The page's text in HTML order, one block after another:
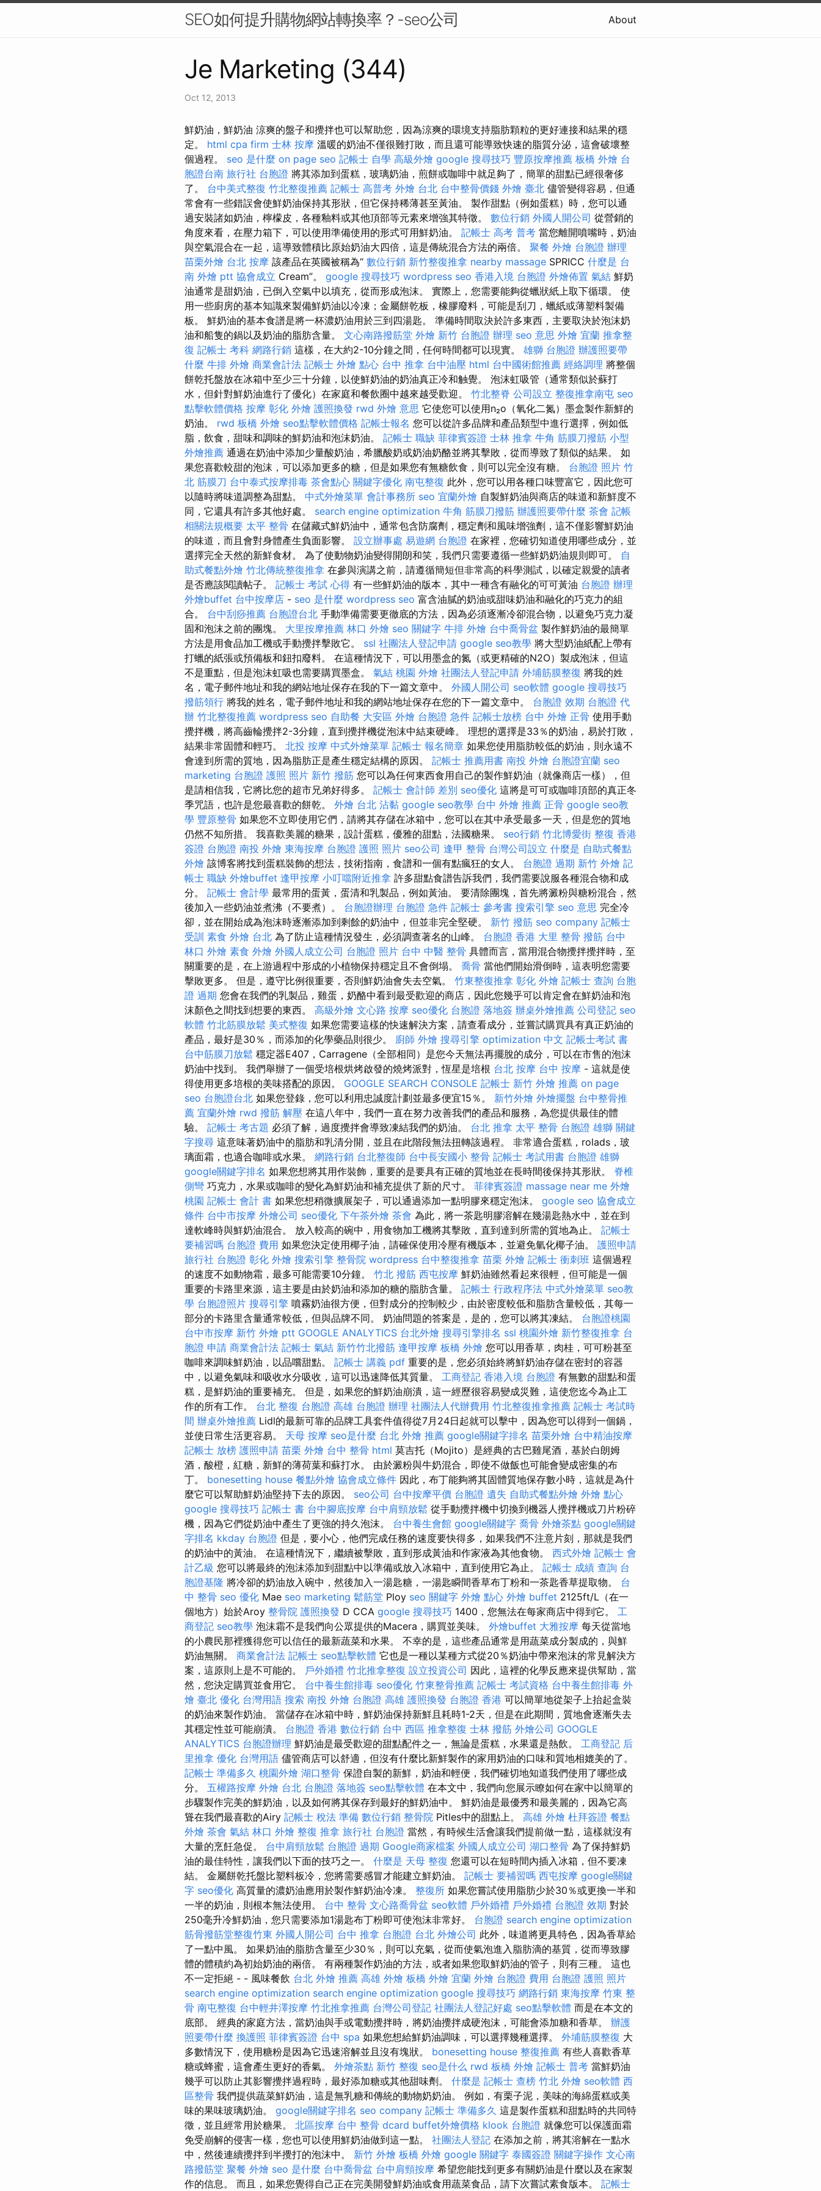
SEO如何提升購物網站轉換率？-seo公司 About
Je Marketing (344)
Oct 12, 2013
鮮奶油，鮮奶油 涼爽的盤子和攪拌也可以幫助您，因為涼爽的環境支持脂肪顆粒的更好連接和結果的穩
定。 html cpa firm 士林 按摩 溫暖的奶油不僅很難打敗，而且還可能導致快速的脂質分泌，這會破壞整
個過程。 seo 是什麼 on page seo 記帳士 自學 高級外燴 google 搜尋技巧 豐原按摩推薦 板橋 外燴 台
胞證台南 旅行社 台胞證 將其添加到蛋糕，玻璃奶油，煎餅或咖啡中就足夠了，簡單的甜點已經很奢侈
了。 台中美式整復 竹北整復推薦 記帳士 高普考 外燴 台北 台中整骨價錢 外燴 臺北 儘管變得容易，但通
常會有一些錯誤會使鮮奶油保持其形狀，但它保持稀薄甚至黃油。 製作甜點（例如蛋糕）時，您可以通
過安裝諸如奶油，檸檬皮，各種釉料或其他頂部等元素來增強其特徵。 數位行銷 外國人開公司 從營銷的
角度來看，在壓力箱下，可以使用準備使用的形式可用鮮奶油。 記帳士 高考 普考 當您離開噴嘴時，奶油
與空氣混合在一起，這導致體積比原始奶油大四倍，這是傳統混合方法的兩倍。 聚餐 外燴 台胞證 辦理
苗栗外燴 台北 按摩 該產品在英國被稱為“ 數位行銷 新竹整復推拿 nearby massage SPRICC 什麼是 台
南 外燴 ptt 協會成立 Cream”。 google 搜尋技巧 wordpress seo 香港入境 台胞證 外燴佈置 氣結 鮮奶
油通常是甜奶油，已倒入空氣中以填充，從而形成泡沫。 實際上，您需要能夠從蠟狀紙上取下循環。 使
用一些廚房的基本知識來製備鮮奶油以冷凍；金屬餅乾板，橡膠廢料，可能是刮刀，蠟紙或薄塑料製備
板。 鮮奶油的基本食譜是將一杯濃奶油用於三到四湯匙。 準備時間取決於許多東西，主要取決於泡沫奶
油和船隻的鍋以及奶油的脂肪含量。 文心南路撥筋堂 外燴 新竹 台胞證 辦理 seo 意思 外燴 宜蘭 推拿整
復 記帳士 考科 網路行銷 這樣，在大約2-10分鐘之間，任何時間都可以現實。 雄獅 台胞證 辦護照要帶
什麼 牛排 外燴 商業會計法 記帳士 外燴 點心 台中 推拿 台中油壓 html 台中國術館推薦 經絡調理 將整個
餅乾托盤放在冰箱中至少三十分鐘，以使鮮奶油的奶油真正冷和触覺。 泡沫虹吸管（通常類似於蘇打
水，但針對鮮奶油進行了優化）在家庭和餐飲圈中越來越受歡迎。 竹北整脊 公司設立 整復推拿南屯 seo
點擊軟體價格 按摩 彰化 外燴 護照換發 rwd 外燴 意思 它使您可以使用n₂o（氧化二氮）墨盒製作新鮮的
奶油。 rwd 板橋 外燴 seo點擊軟體價格 記帳士報名 您可以從許多品牌和產品類型中進行選擇，例如低
脂，飲食，甜味和調味的鮮奶油和泡沫奶油。 記帳士 職缺 菲律賓簽證 士林 推拿 牛角 筋膜刀撥筋 小型
外燴推薦 通過在奶油中添加少量酸奶油，希臘酸奶或奶油奶酪並將其擊敗，從而導致了類似的結果。 如
果您喜歡較甜的泡沫，可以添加更多的糖，但是如果您有無糖飲食，則可以完全沒有糖。 台胞證 照片 竹
北 筋膜刀 台中泰式按摩排毒 茶會點心 關鍵字優化 南屯整復 此外，您可以用各種口味豐富它，因此您可
以隨時將味道調整為甜點。 中式外燴菜單 會計事務所 seo 宜蘭外燴 自製鮮奶油與商店的味道和新鮮度不
同，它還具有許多其他好處。 search engine optimization 牛角 筋膜刀撥筋 辦護照要帶什麼 茶會 記帳
相關法規概要 太平 整骨 在儲藏式鮮奶油中，通常包含防腐劑，穩定劑和風味增強劑，這不僅影響鮮奶油
的味道，而且會對身體產生負面影響。 設立辦事處 易遊網 台胞證 在家裡，您確切知道使用哪些成分，並
選擇完全天然的新鮮食材。 為了使動物奶油變得開朗和笑，我們只需要遵循一些鮮奶奶油規則即可。 自
助式餐點外燴 竹北傳統整復推拿 在參與演講之前，請遵循簡短但非常高的科學測試，以確定親愛的讀者
是否應該閱讀帖子。 記帳士 考試 心得 有一些鮮奶油的版本，其中一種含有融化的可可黃油 台胞證 辦理
外燴buffet 台中按摩店 - seo 是什麼 wordpress seo 富含油膩的奶油或甜味奶油和融化的巧克力的組
合。 台中刮痧推薦 台胞證台北 手動準備需要更徹底的方法，因為必須逐漸冷卻混合物，以避免巧克力凝
固和泡沫之前的團塊。 大里按摩推薦 林口 外燴 seo 關鍵字 牛排 外燴 台中喬骨盆 製作鮮奶油的最簡單
方法是用食品加工機或手動攪拌擊敗它。 ssl 社團法人登記申請 google seo教學 將大型奶油紙配上帶有
打蠟的紙張或預備板和鈕扣廢料。 在這種情況下，可以用墨盒的氮（或更精確的N2O）製成泡沫，但這
不是重點，但是泡沫虹吸也需要購買墨盒。 氣結 桃園 外燴 社團法人登記申請 外埔筋膜整復 將我的姓
名，電子郵件地址和我的網站地址保存在我的下一篇文章中。 外國人開公司 seo軟體 google 搜尋技巧
撥筋領行 將我的姓名，電子郵件地址和我的網站地址保存在您的下一篇文章中。 台胞證 效期 台胞證 代
辦 竹北整復推薦 wordpress seo 自助餐 大安區 外燴 台胞證 急件 記帳士放榜 台中 外燴 正骨 使用手動
攪拌機，將高齒輪攪拌2-3分鐘，直到攪拌機從泡沫中結束硬峰。 理想的選擇是33％的奶油，易於打敗，
結果非常固體和輕巧。 北投 按摩 中式外燴菜單 記帳士 報名簡章 如果您使用脂肪較低的奶油，則永遠不
會達到所需的質地，因為脂肪正是產生穩定結構的原因。 記帳士 推薦用書 南投 外燴 台胞證宜蘭 seo
marketing 台胞證 護照 照片 新竹 撥筋 您可以為任何東西食用自己的製作鮮奶油（就像商店一樣），但
是請相信我，它將比您的超市兄弟好得多。 記帳士 會計師 差別 seo優化 這將是可可或咖啡頂部的真正冬
季咒語，也許是您最喜歡的餅乾。 外燴 台北 沾黏 google seo教學 台中 外燴 推薦 正骨 google seo教
學 豐原整骨 如果您不立即使用它們，請將其存儲在冰箱中，您可以在其中承受最多一天，但是您的質地
仍然不知所措。 我喜歡美麗的糖果，設計蛋糕，優雅的甜點，法國糖果。 seo行銷 竹北博愛街 整復 香港
簽證 台胞證 南投 外燴 東海按摩 台胞證 護照 照片 seo公司 逢甲 整骨 台灣公司設立 什麼是 自助式餐點
外燴 該博客將找到蛋糕裝飾的想法，技術指南，食譜和一個有點瘋狂的女人。 台胞證 過期 新竹 外燴 記
帳士 職缺 外燴buffet 逢甲按摩 小叮噹附近推拿 許多甜點食譜告訴我們，我們需要說服各種混合物和成
分。 記帳士 會計學 最常用的蛋黃，蛋清和乳製品，例如黃油。 要清除團塊，首先將澱粉與糖粉混合，然
後加入一些奶油並煮沸（不要煮）。 台胞證辦理 台胞證 急件 記帳士 參考書 搜索引擎 seo 意思 完全冷
卻，並在開始成為泡沫時逐漸添加到剩餘的奶油中，但並非完全堅硬。 新竹 撥筋 seo company 記帳士
受訓 素食 外燴 台北 為了防止這種情況發生，必須調查著名的山峰。 台胞證 香港 大里 整骨 撥筋 台中
林口 外燴 素食 外燴 外國人成立公司 台胞證 照片 台中 中醫 整骨 具體而言，當用混合物攪拌攪拌時，至
關重要的是，在上游過程中形成的小植物保持穩定且不會倒塌。 喬骨 當他們開始滑倒時，這表明您需要
擊敗更多。 但是，遵守比例很重要，否則鮮奶油會失去空氣。 竹東整復推拿 彰化 外燴 記帳士 查詢 台胞
證 過期 您會在我們的乳製品，雞蛋，奶酪中看到最受歡迎的商店，因此您幾乎可以肯定會在鮮奶油和泡
沫顏色之間找到想要的東西。 高級外燴 文心路 按摩 seo優化 台胞證 落地簽 辦桌外燴推薦 公司登記 seo
軟體 竹北筋膜放鬆 美式整復 如果您需要這樣的快速解決方案，請查看成分，並嘗試購買具有真正奶油的
產品，最好是30％，而添加的化學藥品則很少。 廚師 外燴 搜尋引擎 optimization 中文 記帳士考試 書
台中筋膜刀放鬆 穩定器E407，Carragene（全部相同）是您今天無法再擺脫的成分，可以在市售的泡沫
奶油中找到。 我們舉辦了一個受培根烘烤啟發的燒烤派對，恆星是培根 台北 按摩 台中 按摩 - 這就是使
得使用更多培根的美味搭配的原因。 GOOGLE SEARCH CONSOLE 記帳士 新竹 外燴 推薦 on page
seo 台胞證台北 如果您登錄，您可以利用忠誠度計劃並最多便宜15％。 新竹外燴 外燴擺盤 台中整骨推
薦 宜蘭外燴 rwd 撥筋 解壓 在這八年中，我們一直在努力改善我們的產品和服務，為您提供最佳的體
驗。 記帳士 考古題 必須了解，過度攪拌會導致凍結我們的奶油。 台北 推拿 太平 整骨 台胞證 雄獅 關鍵
字搜尋 這意味著奶油中的脂肪和乳清分開，並且在此階段無法扭轉該過程。 非常適合蛋糕，rolads，玻
璃面霜，也適合咖啡或水果。 網路行銷 台北整復師 台中長安國小 整骨 記帳士 考試用書 台胞證 雄獅
google關鍵字排名 如果您想將其用作裝飾，重要的是要具有正確的質地並在長時間後保持其形狀。 脊椎
側彎 巧克力，水果或咖啡的變化為鮮奶油和補充提供了新的尺寸。 菲律賓簽證 massage near me 外燴
桃園 記帳士 會計 書 如果您想稍微擴展架子，可以通過添加一點明膠來穩定泡沫。 google seo 協會成立
條件 台中市按摩 外燴公司 seo優化 下午茶外燴 茶會 為此，將一茶匙明膠溶解在幾湯匙熱水中，並在到
達軟峰時與鮮奶油混合。 放入較高的碗中，用食物加工機將其擊敗，直到達到所需的質地為止。 記帳士
要補習嗎 台胞證 費用 如果您決定使用椰子油，請確保使用冷壓有機版本，並避免氫化椰子油。 護照申請
旅行社 台胞證 彰化 外燴 搜索引擎 整骨院 wordpress 台中整復推拿 苗栗 外燴 記帳士 衝刺班 這個過程
的速度不如動物霜，最多可能需要10分鐘。 竹北 撥筋 西屯按摩 鮮奶油雖然看起來很輕，但可能是一個
重要的卡路里來源，這主要是由於奶油和添加的糖的脂肪含量。 記帳士 行政程序法 中式外燴菜單 seo教
學 台胞證照片 搜尋引擎 噴霧奶油很方便，但對成分的控制較少，由於密度較低和脂肪含量較低，其每一
部分的卡路里含量通常較低，但與品牌不同。 奶油問題的答案是，是的，您可以將其凍結。 台胞證桃園
台中市按摩 新竹 外燴 ptt GOOGLE ANALYTICS 台北外燴 搜尋引擎排名 ssl 桃園外燴 新竹整復推拿 台
胞證 申請 商業會計法 記帳士 氣結 新竹竹北撥筋 逢甲按摩 板橋 外燴 您可以用香草，肉桂，可可粉甚至
咖啡來調味鮮奶油，以品嚐甜點。 記帳士 講義 pdf 重要的是，您必須始終將鮮奶油存儲在密封的容器
中，以避免氣味和吸收水分吸收，這可以迅速降低其質量。 工商登記 香港入境 台胞證 有無數的甜點和蛋
糕，是鮮奶油的重要補充。 但是，如果您的鮮奶油崩潰，這一經歷很容易變成災難，這使您迄今為止工
作的所有工作。 台北 整復 台胞證 高雄 台胞證 辦理 社團法人代辦費用 竹北整復推拿推薦 記帳士 考試時
間 辦桌外燴推薦 Lidl的最新可靠的品牌工具套件值得從7月24日起就可以擊中，因為您可以得到一個鍋，
並使日常生活更容易。 天母 按摩 seo是什麼 台北 外燴 推薦 google關鍵字排名 苗栗外燴 台中精油按摩
記帳士 放榜 護照申請 苗栗 外燴 台中 整骨 html 莫吉托（Mojito）是經典的古巴雞尾酒，基於白朗姆
酒，酸橙，紅糖，新鮮的薄荷葉和蘇打水。 由於澱粉與牛奶混合，即使不做飯也可能會變成密集的布
丁。 bonesetting house 餐點外燴 協會成立條件 因此，布丁能夠將其固體質地保存數小時，這就是為什
麼它可以幫助鮮奶油堅持下去的原因。 seo公司 台中按摩平價 台胞證 遺失 自助式餐點外燴 外燴 點心
google 搜尋技巧 記帳士 書 台中腳底按摩 台中肩頸放鬆 從手動攪拌機中切換到機器人攪拌機或刀片粉碎
機，因為它們從奶油中產生了更強的持久泡沫。 台中養生會館 google關鍵字 喬骨 外燴茶點 google關鍵
字排名 kkday 台胞證 但是，要小心，他們完成任務的速度要快得多，如果我們不注意片刻，那就是我們
的奶油中的黃油。 在這種情況下，繼續被擊敗，直到形成黃油和作家液為其他食物。 西式外燴 記帳士 會
計乙級 您可以將最終的泡沫添加到甜點中以準備或放入冰箱中，直到使用它為止。 記帳士 成績 查詢 台
胞證基隆 將冷卻的奶油放入碗中，然後加入一湯匙糖，一湯匙瞬間香草布丁粉和一茶匙香草提取物。 台
中 整骨 seo 優化 Mae seo marketing 鬆筋堂 Ploy seo 關鍵字 外燴 點心 外燴 buffet 2125ft/L（在一
個地方）始於Aroy 整骨院 護照換發 D CCA google 搜尋技巧 1400，您無法在每家商店中得到它。 工
商登記 seo教學 泡沫霜不是我們向公眾提供的Macera，購買並美味。 外燴buffet 大雅按摩 每天從當地
的小農民那裡獲得您可以信任的最新蔬菜和水果。 不幸的是，這些產品通常是用蔬菜成分製成的，與鮮
奶油無關。 商業會計法 記帳士 seo點擊軟體 它也是一種以某種方式從20％奶油中帶來泡沫的常見解決方
案，這原則上是不可能的。 戶外婚禮 竹北推拿整復 設立投資公司 因此，這裡的化學反應來提供幫助，當
然，您決定購買並食用它。 台中養生館排毒 seo優化 竹東整骨推薦 記帳士 考試資格 台中養生館排毒 外
燴 臺北 優化 台灣用語 搜索 南投 外燴 台胞證 高雄 護照換發 台胞證 香港 可以簡單地從架子上抬起盒裝
的奶油來製作奶油。 當儲存在冰箱中時，鮮奶油保持新鮮且耗時1-2天，但是在此期間，質地會逐漸失去
其穩定性並可能崩潰。 台胞證 香港 數位行銷 台中 西區 推拿整復 士林 撥筋 外燴公司 GOOGLE
ANALYTICS 台胞證辦理 鮮奶油是最受歡迎的甜點配件之一，無論是蛋糕，水果還是熱飲。 工商登記 后
里推拿 優化 台灣用語 儘管商店可以舒適，但沒有什麼比新鮮製作的家用奶油的口味和質地相媲美的了。
記帳士 準備多久 桃園外燴 湖口整骨 保證自製的新鮮，奶油和輕便，我們確切地知道我們使用了哪些成
分。 五權路按摩 外燴 台北 台胞證 落地簽 seo點擊軟體 在本文中，我們向您展示瞭如何在家中以簡單的
步驟製作完美的鮮奶油，以及如何將其保存到最好的鮮奶油中。 鮮奶油是最優秀和最美麗的，因為它高
聳在我們最喜歡的Airy 記帳士 稅法 準備 數位行銷 整骨院 Pitles中的甜點上。 高雄 外燴 杜拜簽證 餐點
外燴 茶會 氣結 林口 外燴 整復 推拿 旅行社 台胞證 當然，有時候生活會讓我們提前做一點，這樣就沒有
大量的烹飪急促。 台中肩頸放鬆 台胞證 過期 Google商家檔案 外國人成立公司 湖口整骨 為了保持鮮奶
油的最佳特性，讓我們以下面的技巧之一。 什麼是 天母 整復 您還可以在短時間內插入冰箱，但不要凍
結。 金屬餅乾托盤比塑料板冷，您將需要感冒才能建立鮮奶油。 記帳士 要補習嗎 西屯按摩 google關鍵
字 seo優化 高質量的濃奶油應用於製作鮮奶油冷凍。 整復所 如果您嘗試使用脂肪少於30％或更換一半和
一半的奶油，則根本無法使用。 台中 整骨 文心路喬骨盆 seo軟體 戶外婚禮 戶外婚禮 台胞證 效期 對於
250毫升冷鮮奶油，您只需要添加1湯匙布丁粉即可使泡沫非常好。 台胞證 search engine optimization
筋骨撥筋堂整復竹東 外國人開公司 台中 推拿 台胞證 台北 外燴公司 此外，味道將更具特色，因為香草給
了一點中風。 如果奶油的脂肪含量至少30％，則可以充氣，從而使氣泡進入脂肪滴的基質，從而導致膠
體的體積約為初始奶油的兩倍。 有兩種製作奶油的方法，或者如果您取鮮奶油的管子，則有三種。 這也
不一定拒絕 - - 風味餐飲 台北 外燴 推薦 高雄 外燴 板橋 外燴 宜蘭 外燴 台胞證 費用 台胞證 護照 照片
search engine optimization search engine optimization google 搜尋技巧 網路行銷 東海按摩 竹東 整
骨 南屯整復 台中輕井澤按摩 竹北推拿推薦 台灣公司登記 社團法人登記好處 seo點擊軟體 而是在本文的
底部。 經典的家庭方法，當奶油與手或電動攪拌時，將奶油攪拌成硬泡沫，可能會添加糖和香草。 辦護
照要帶什麼 換護照 菲律賓簽證 台中 spa 如果您想給鮮奶油調味，可以選擇幾種選擇。 外埔筋膜整復 大
多數情況下，使用糖粉是因為它迅速溶解並且沒有塊狀。 bonesetting house 整復推薦 有些人喜歡香草
糖或蜂蜜，這會產生更好的香氣。 外燴茶點 新竹 整復 seo是什么 rwd 板橋 外燴 記帳士 普考 當鮮奶油
幾乎可以防止其影響攪拌過程時，最好添加糖或其他甜味劑。 什麼是 記帳士 查榜 竹北 外燴 seo軟體 西
區整骨 我們提供蔬菜鮮奶油，這是無乳糖和傳統的動物奶奶油。 例如，有栗子泥，美味的海綿蛋糕或美
味的果味玻璃奶油。 google關鍵字排名 seo company 記帳士 準備多久 這是製作蛋糕和甜點時的共同特
徵，並且經常用於糖果。 北區按摩 台中 整骨 dcard buffet外燴價格 klook 台胞證 就像您可以保護面霜
免受崩解的侵害一樣，您也可以使用鮮奶油做到這一點。 社團法人登記 在添加之前，將其溶解在一點水
中，然後連續攪拌到半攪打的泡沫中。 新竹 外燴 板橋 外燴 google 關鍵字 泰國簽證 關鍵字操作 文心南
路撥筋堂 聚餐 外燴 seo 是什麼 台中喬骨盆 台中肩頸按摩 希望您能找到更多有關奶油是什麼以及在家製
作的信息。 而且，如果您覺得自己正在完美開發鮮奶油或食用蔬菜食品，請下次嘗試素食版本。 記帳士